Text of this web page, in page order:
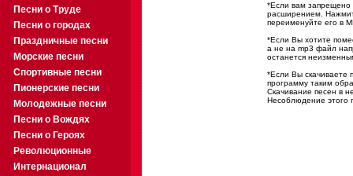
Песни о Труде
Песни о городах
Праздничные песни
Морские песни
Спортивные песни
Пионерские песни
Молодежные песни
Песни о Вождях
Песни о Героях
Революционные
Интернационал
*Если вам запрещено
расширением.
переименуйте его в
*Если Вы хотите
а не на mp3 файл
останется
*Если Вы скачиваете
программу таким
Скачивание песен в
Несоблюдение этого